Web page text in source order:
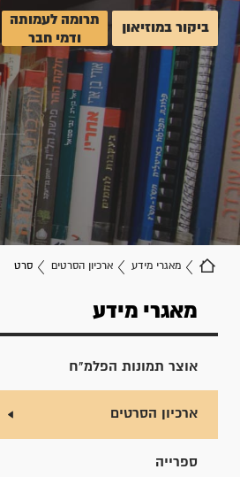
ביקור במוזיאון
תרומה לעמותה
ודמי חבר
מאגרי מידע ארכיון הסרטים סרט
מאגרי מידע
אוצר תמונות הפלמ"ח
ארכיון הסרטים
ספרייה